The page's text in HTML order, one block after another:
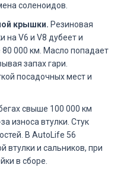
соленоидов.
крышки. Резиновая
на V6 и V8 дубеет и
80 000 км. Масло попадает
запах гари.
посадочных мест и
свыше 100 000 км
износа втулки. Стук
В AutoLife 56
втулки и сальников, при
в сборе.